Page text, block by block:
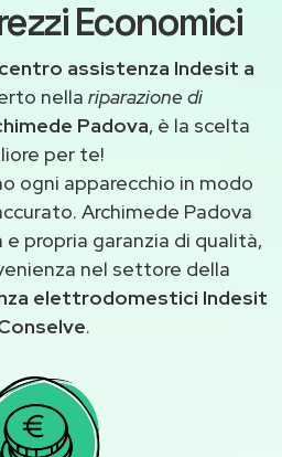
Economici
centro assistenza Indesit a
nella riparazione di
Padova, è la scelta
per te!
ogni apparecchio in modo
Archimede Padova
propria garanzia di qualità,
nel settore della
elettrodomestici Indesit
.